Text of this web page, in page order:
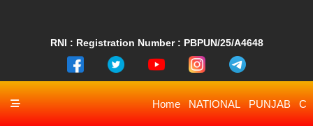
RNI : Registration Number : PBPUN/25/A4648
Home NATIONAL PUNJAB